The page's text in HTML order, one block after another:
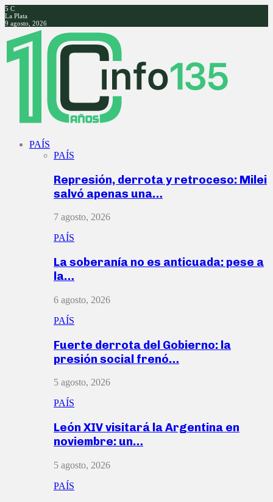
5 C
La Plata
9 agosto, 2026
Facebook
Twitter
Instagram
Youtube
PAÍS
PAÍS
Represión, derrota y retroceso: Milei
salvó apenas una…
7 agosto, 2026
PAÍS
La soberanía no es anticuada: pese a
la…
6 agosto, 2026
PAÍS
Fuerte derrota del Gobierno: la
presión social frenó…
5 agosto, 2026
PAÍS
León XIV visitará la Argentina en
noviembre: un…
5 agosto, 2026
PAÍS